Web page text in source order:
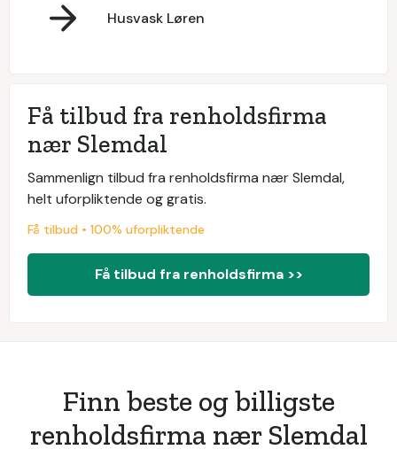
Husvask Løren
Få tilbud fra renholdsfirma
nær Slemdal
Sammenlign tilbud fra renholdsfirma nær Slemdal,
helt uforpliktende og gratis.
Få tilbud • 100% uforpliktende
Få tilbud fra renholdsfirma >>
Finn beste og billigste
renholdsfirma nær Slemdal